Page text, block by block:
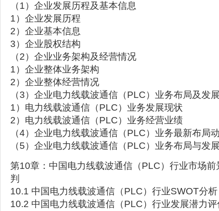
（1）企业发展历程及基本信息
1）企业发展历程
2）企业基本信息
3）企业股权结构
（2）企业业务架构及经营情况
1）企业整体业务架构
2）企业整体经营情况
（3）企业电力线载波通信（PLC）业务布局及发
1）电力线载波通信（PLC）业务发展现状
2）电力线载波通信（PLC）业务经营业绩
（4）企业电力线载波通信（PLC）业务最新布局
（5）企业电力线载波通信（PLC）业务布局与发
第10章：中国电力线载波通信（PLC）行业市场
判
10.1 中国电力线载波通信（PLC）行业SWOT分析
10.2 中国电力线载波通信（PLC）行业发展潜力评